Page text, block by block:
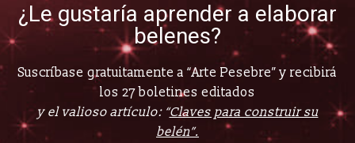
¿Le gustaría aprender a elaborar
belenes?
Suscríbase gratuitamente a “Arte Pesebre” y recibirá
los 27 boletines editados
y el valioso artículo: “Claves para construir su
belén”.